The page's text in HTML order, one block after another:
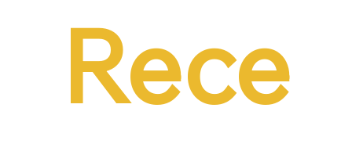
Rece